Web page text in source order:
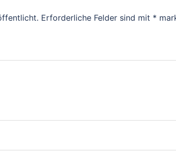
Erforderliche Felder sind mit *